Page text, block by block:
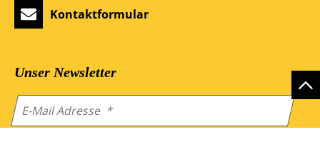
Kontaktformular
Unser Newsletter